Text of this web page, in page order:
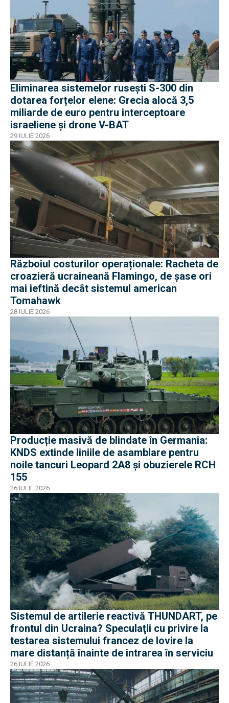
Eliminarea sistemelor rusești S-300 din
dotarea forțelor elene: Grecia alocă 3,5
miliarde de euro pentru interceptoare
israeliene și drone V-BAT
29 IULIE 2026
Războiul costurilor operaționale: Racheta de
croazieră ucraineană Flamingo, de șase ori
mai ieftină decât sistemul american
Tomahawk
28 IULIE 2026
Producție masivă de blindate în Germania:
KNDS extinde liniile de asamblare pentru
noile tancuri Leopard 2A8 și obuzierele RCH
155
26 IULIE 2026
Sistemul de artilerie reactivă THUNDART, pe
frontul din Ucraina? Speculaţii cu privire la
testarea sistemului francez de lovire la
mare distanță înainte de intrarea în serviciu
26 IULIE 2026